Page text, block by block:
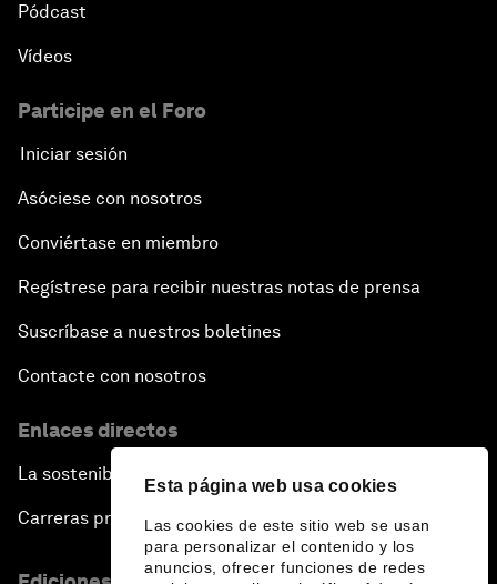
Esta página web usa cookies
Las cookies de este sitio web se usan
para personalizar el contenido y los
anuncios, ofrecer funciones de redes
Pódcast
Vídeos
Participe en el Foro
Iniciar sesión
Asóciese con nosotros
Conviértase en miembro
Regístrese para recibir nuestras notas de prensa
Suscríbase a nuestros boletines
Contacte con nosotros
Enlaces directos
La sostenibilidad en el Foro
Carreras profesionales